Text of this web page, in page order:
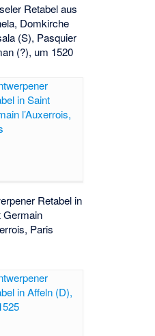
Retabel aus
Domkirche
(S), Pasquier
(?), um 1520
Retabel in
Germain
Paris